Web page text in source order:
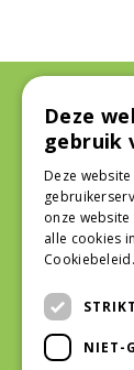
Over
Snel
Deze
gebruik
Deze
onze
alle cookies
NIET-